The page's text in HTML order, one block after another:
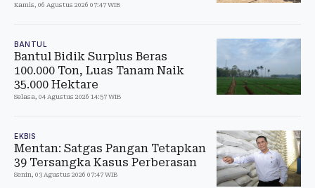
Kamis, 06 Agustus 2026 07:47 WIB
BANTUL
Bantul Bidik Surplus Beras
100.000 Ton, Luas Tanam Naik
35.000 Hektare
Selasa, 04 Agustus 2026 14:57 WIB
EKBIS
Mentan: Satgas Pangan Tetapkan
39 Tersangka Kasus Perberasan
Senin, 03 Agustus 2026 07:47 WIB